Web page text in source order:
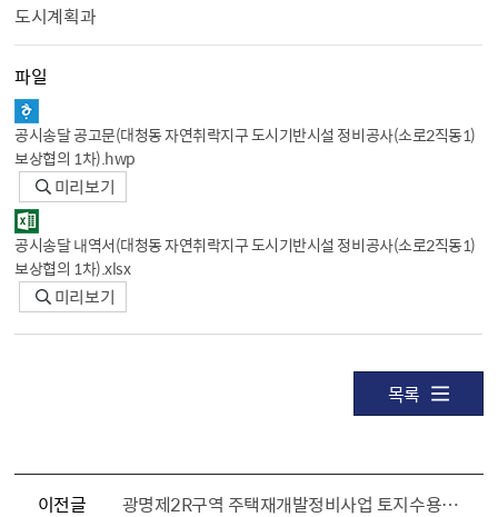
도시계획과
파일
공시송달 공고문（대청동 자연취락지구 도시기반시설 정비공사（소로2직동1）
보상협의 1차）.hwp
미리보기
공시송달 내역서（대청동 자연취락지구 도시기반시설 정비공사（소로2직동1）
보상협의 1차）.xlsx
미리보기
목록
이전글 광명제2R구역 주택재개발정비사업 토지수용재결신청서(16차) 열람 및 공고(광명시 공고 제2025-1583호)